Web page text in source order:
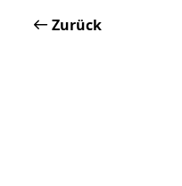
Zurück